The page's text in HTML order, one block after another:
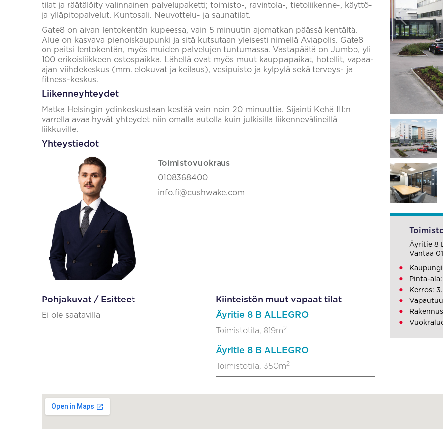
tilat ja räätälöity valinnainen palvelupaketti; toimisto-, ravintola-, tietoliikenne-, käyttö-
ja ylläpitopalvelut. Kuntosali. Neuvottelu- ja saunatilat.
Gate8 on aivan lentokentän kupeessa, vain 5 minuutin ajomatkan päässä kentältä.
Alue on kasvava pienoiskaupunki ja sitä kutsutaan yleisesti nimellä Aviapolis. Gate8
on paitsi lentokentän, myös muiden palvelujen tuntumassa. Vastapäätä on Jumbo, yli
100 erikoisliikkeen ostospaikka. Lähellä ovat myös muut kauppapaikat, hotellit, vapaa-
ajan viihdekeskus (mm. elokuvat ja keilaus), vesipuisto ja kylpylä sekä terveys- ja
fitness-keskus.
Liikenneyhteydet
Matka Helsingin ydinkeskustaan kestää vain noin 20 minuuttia. Sijainti Kehä III:n
varrella avaa hyvät yhteydet niin omalla autolla kuin julkisilla liikennevälineillä
liikkuville.
Yhteystiedot
Toimistovuokraus
0108368400
info.fi@cushwake.com
Pohjakuvat / Esitteet
Ei ole saatavilla
Kiinteistön muut vapaat tilat
Äyritie 8 B ALLEGRO
Toimistotila, 819m2
Äyritie 8 B ALLEGRO
Toimistotila, 350m2
Äyritie 8
Vantaa
Pinta-
Kerros: